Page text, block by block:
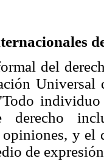
del
derecho
y el
de